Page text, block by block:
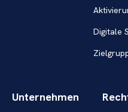
Digitale
Unternehmen